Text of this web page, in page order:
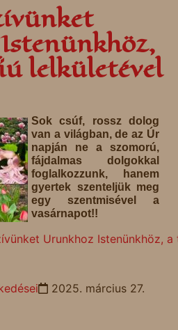
lelkületével
Sok csúf, rossz dolog
van a világban, de az Úr
napján ne a szomorú,
fájdalmas dolgokkal
foglalkozzunk, hanem
gyertek szenteljük meg
egy szentmisével a
vasárnapot!!
Urunkhoz Istenünkhöz,
2025. március 27.